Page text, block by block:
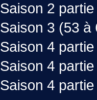
Saison 2
Saison 3 (53 à
Saison 4
Saison 4
Saison 4